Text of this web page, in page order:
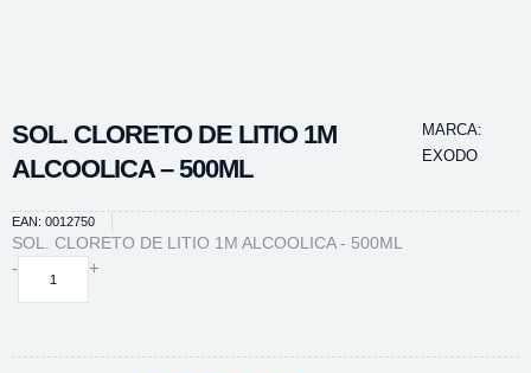
SOL. CLORETO DE LITIO 1M
ALCOOLICA – 500ML
MARCA:
EXODO
EAN: 0012750
SOL. CLORETO DE LITIO 1M ALCOOLICA - 500ML
-
SOL.
+